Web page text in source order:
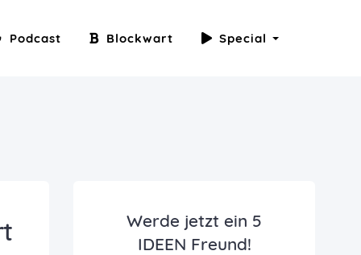
Podcast Blockwart Special
Werde jetzt ein 5
IDEEN Freund!